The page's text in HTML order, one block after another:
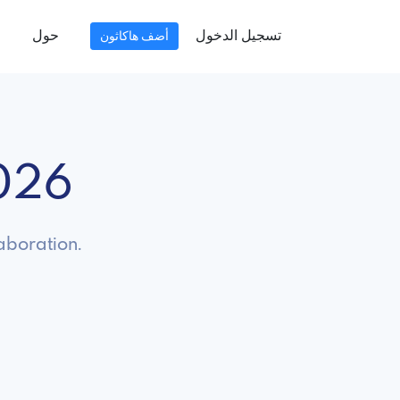
حول أضف هاكاثون تسجيل الدخول